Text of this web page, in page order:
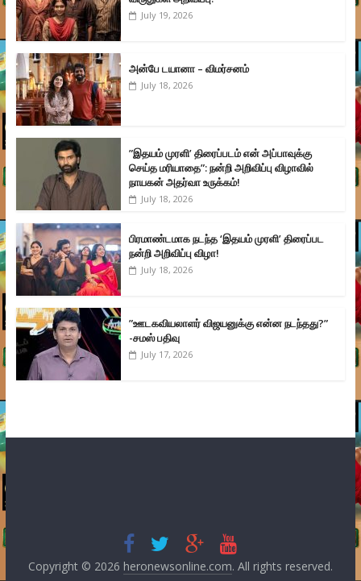
July 19, 2026
அன்பே டயானா – விமர்சனம்
July 18, 2026
”இதயம் முரளி’ திரைப்படம் என் அப்பாவுக்கு
செய்த மரியாதை”: நன்றி அறிவிப்பு விழாவில்
நாயகன் அதர்வா உருக்கம்!
July 18, 2026
பிரமாண்டமாக நடந்த ‘இதயம் முரளி’ திரைப்பட
நன்றி அறிவிப்பு விழா!
July 18, 2026
”ஊடகவியலாளர் விஜயனுக்கு என்ன நடந்தது?”
-சமஸ் பதிவு
July 17, 2026
Copyright © 2026 heronewsonline.com. All rights reserved.